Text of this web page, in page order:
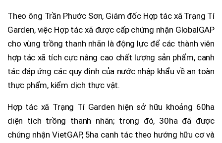
Theo ông Trần Phước Sơn, Giám đốc Hợp tác xã Trạng Tí
Garden, việc Hợp tác xã được cấp chứng nhận GlobalGAP
cho vùng trồng thanh nhãn là động lực để các thành viên
hợp tác xã tích cực nâng cao chất lượng sản phẩm, canh
tác đáp ứng các quy định của nước nhập khẩu về an toàn
thực phẩm, kiểm dịch thực vật.
Hợp tác xã Trạng Tí Garden hiện sở hữu khoảng 60ha
diện tích trồng thanh nhãn; trong đó, 30ha đã được
chứng nhận VietGAP, 5ha canh tác theo hướng hữu cơ và